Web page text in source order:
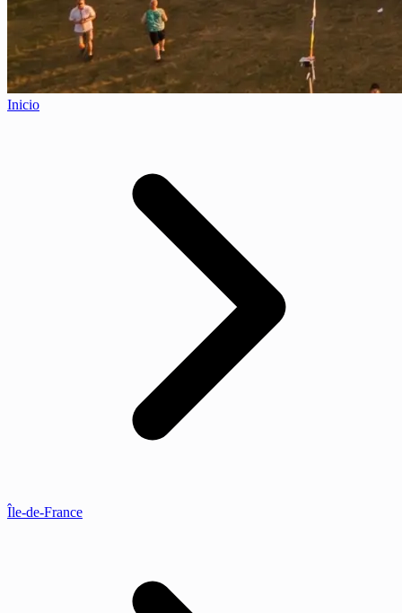
Inicio
Île-de-France